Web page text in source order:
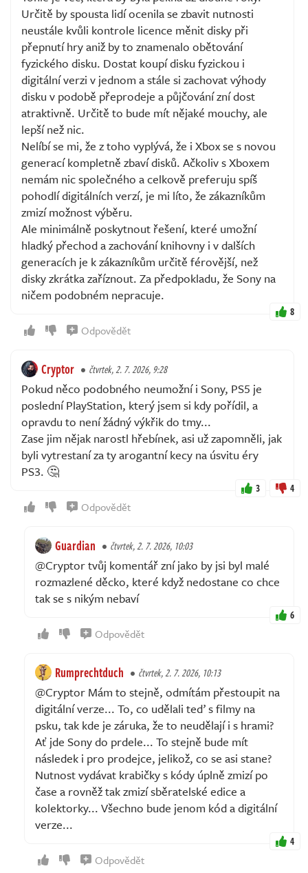
Určitě by spousta lidí ocenila se zbavit nutnosti
neustále kvůli kontrole licence měnit disky při
přepnutí hry aniž by to znamenalo obětování
fyzického disku. Dostat koupí disku fyzickou i
digitální verzi v jednom a stále si zachovat výhody
disku v podobě přeprodeje a půjčování zní dost
atraktivně. Určitě to bude mít nějaké mouchy, ale
lepší než nic.
Nelíbí se mi, že z toho vyplývá, že i Xbox se s novou
generací kompletně zbaví disků. Ačkoliv s Xboxem
nemám nic společného a celkově preferuju spíš
pohodlí digitálních verzí, je mi líto, že zákazníkům
zmizí možnost výběru.
Ale minimálně poskytnout řešení, které umožní
hladký přechod a zachování knihovny i v dalších
generacích je k zákazníkům určitě férovější, než
disky zkrátka zaříznout. Za předpokladu, že Sony na
ničem podobném nepracuje.
8
Odpovědět
Cryptor čtvrtek, 2. 7. 2026, 9:28
Pokud něco podobného neumožní i Sony, PS5 je
poslední PlayStation, který jsem si kdy pořídil, a
opravdu to není žádný výkřik do tmy...
Zase jim nějak narostl hřebínek, asi už zapomněli, jak
byli vytrestaní za ty arogantní kecy na úsvitu éry
PS3. 🤔
3 4
Odpovědět
Guardian čtvrtek, 2. 7. 2026, 10:03
@Cryptor tvůj komentář zní jako by jsi byl malé
rozmazlené děcko, které když nedostane co chce
tak se s nikým nebaví
6
Odpovědět
Rumprechtduch čtvrtek, 2. 7. 2026, 10:13
@Cryptor Mám to stejně, odmítám přestoupit na
digitální verze... To, co udělali teď s filmy na
psku, tak kde je záruka, že to neudělají i s hrami?
Ať jde Sony do prdele... To stejně bude mít
následek i pro prodejce, jelikož, co se asi stane?
Nutnost vydávat krabičky s kódy úplně zmizí po
čase a rovněž tak zmizí sběratelské edice a
kolektorky... Všechno bude jenom kód a digitální
verze...
4
Odpovědět